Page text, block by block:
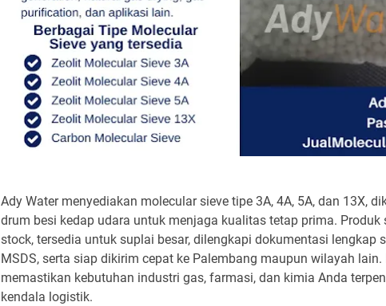
Ady Water menyediakan molecular sieve tipe 3A, 4A, 5A, dan 13X,
drum besi kedap udara untuk menjaga kualitas tetap prima. Produk
stock, tersedia untuk suplai besar, dilengkapi dokumentasi lengkap
MSDS, serta siap dikirim cepat ke Palembang maupun wilayah lain.
memastikan kebutuhan industri gas, farmasi, dan kimia Anda
kendala logistik.